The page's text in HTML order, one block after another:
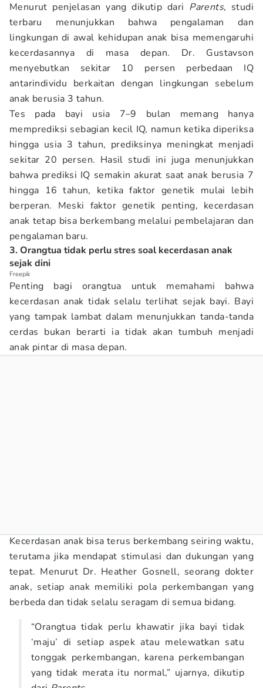
Menurut penjelasan yang dikutip dari Parents, studi
terbaru menunjukkan bahwa pengalaman dan
lingkungan di awal kehidupan anak bisa memengaruhi
kecerdasannya di masa depan. Dr. Gustavson
menyebutkan sekitar 10 persen perbedaan IQ
antarindividu berkaitan dengan lingkungan sebelum
anak berusia 3 tahun.
Tes pada bayi usia 7–9 bulan memang hanya
memprediksi sebagian kecil IQ, namun ketika diperiksa
hingga usia 3 tahun, prediksinya meningkat menjadi
sekitar 20 persen. Hasil studi ini juga menunjukkan
bahwa prediksi IQ semakin akurat saat anak berusia 7
hingga 16 tahun, ketika faktor genetik mulai lebih
berperan. Meski faktor genetik penting, kecerdasan
anak tetap bisa berkembang melalui pembelajaran dan
pengalaman baru.
3. Orangtua tidak perlu stres soal kecerdasan anak
sejak dini
Freepik
Penting bagi orangtua untuk memahami bahwa
kecerdasan anak tidak selalu terlihat sejak bayi. Bayi
yang tampak lambat dalam menunjukkan tanda-tanda
cerdas bukan berarti ia tidak akan tumbuh menjadi
anak pintar di masa depan.
Kecerdasan anak bisa terus berkembang seiring waktu,
terutama jika mendapat stimulasi dan dukungan yang
tepat. Menurut Dr. Heather Gosnell, seorang dokter
anak, setiap anak memiliki pola perkembangan yang
berbeda dan tidak selalu seragam di semua bidang.
“Orangtua tidak perlu khawatir jika bayi tidak
‘maju’ di setiap aspek atau melewatkan satu
tonggak perkembangan, karena perkembangan
yang tidak merata itu normal,” ujarnya, dikutip